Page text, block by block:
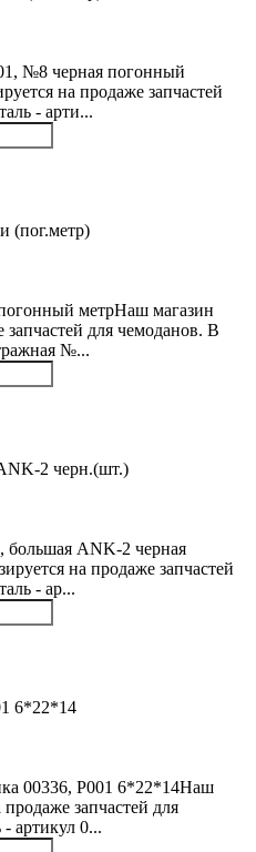
№8 черная погонный
на продаже запчастей
- арти...
метрНаш магазин
запчастей для чемоданов. В
№...
большая ANK-2 черная
на продаже запчастей
- ар...
00336, Р001 6*22*14Наш
запчастей для
артикул 0...